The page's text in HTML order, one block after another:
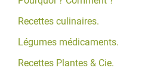
Recettes culinaires.
Légumes médicaments.
Recettes Plantes & Cie.